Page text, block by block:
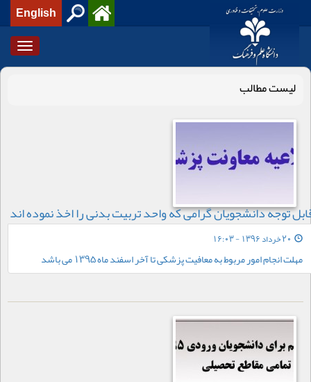
English
لیست مطالب
توجه دانشجویان گرامی که واحد تربیت بدنی را اخذ نموده اند
مهلت انجام امور مربوط به معافیت پزشکی تا آخر اسفند ماه 1395 می باشد